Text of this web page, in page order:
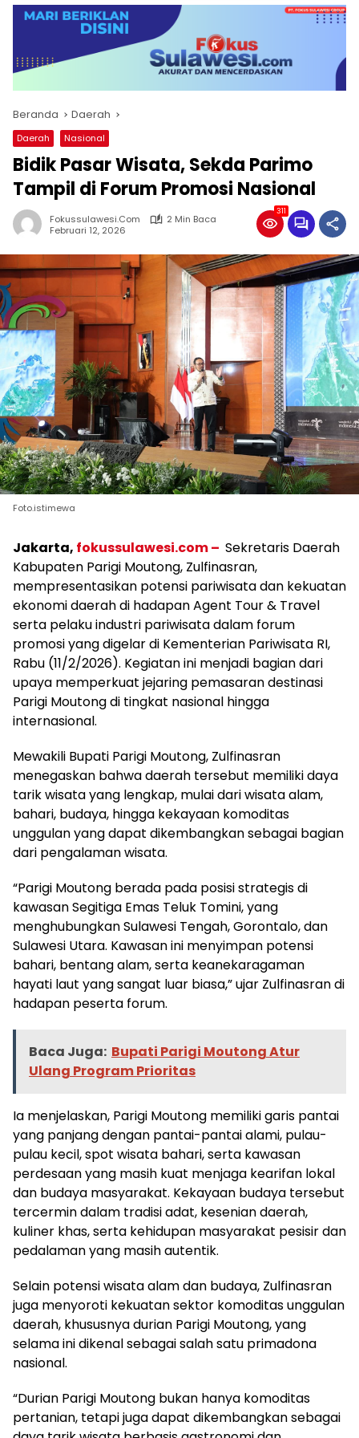
Beranda Daerah
Daerah Nasional
Bidik Pasar Wisata, Sekda Parimo
Tampil di Forum Promosi Nasional
Fokussulawesi.com
2 Min Baca
Februari 12, 2026
311
Foto.istimewa
Jakarta, fokussulawesi.com – Sekretaris Daerah
Kabupaten Parigi Moutong, Zulfinasran,
mempresentasikan potensi pariwisata dan kekuatan
ekonomi daerah di hadapan Agent Tour & Travel
serta pelaku industri pariwisata dalam forum
promosi yang digelar di Kementerian Pariwisata RI,
Rabu (11/2/2026). Kegiatan ini menjadi bagian dari
upaya memperkuat jejaring pemasaran destinasi
Parigi Moutong di tingkat nasional hingga
internasional.
Mewakili Bupati Parigi Moutong, Zulfinasran
menegaskan bahwa daerah tersebut memiliki daya
tarik wisata yang lengkap, mulai dari wisata alam,
bahari, budaya, hingga kekayaan komoditas
unggulan yang dapat dikembangkan sebagai bagian
dari pengalaman wisata.
“Parigi Moutong berada pada posisi strategis di
kawasan Segitiga Emas Teluk Tomini, yang
menghubungkan Sulawesi Tengah, Gorontalo, dan
Sulawesi Utara. Kawasan ini menyimpan potensi
bahari, bentang alam, serta keanekaragaman
hayati laut yang sangat luar biasa,” ujar Zulfinasran di
hadapan peserta forum.
Baca Juga: Bupati Parigi Moutong Atur
Ulang Program Prioritas
Ia menjelaskan, Parigi Moutong memiliki garis pantai
yang panjang dengan pantai-pantai alami, pulau-
pulau kecil, spot wisata bahari, serta kawasan
perdesaan yang masih kuat menjaga kearifan lokal
dan budaya masyarakat. Kekayaan budaya tersebut
tercermin dalam tradisi adat, kesenian daerah,
kuliner khas, serta kehidupan masyarakat pesisir dan
pedalaman yang masih autentik.
Selain potensi wisata alam dan budaya, Zulfinasran
juga menyoroti kekuatan sektor komoditas unggulan
daerah, khususnya durian Parigi Moutong, yang
selama ini dikenal sebagai salah satu primadona
nasional.
“Durian Parigi Moutong bukan hanya komoditas
pertanian, tetapi juga dapat dikembangkan sebagai